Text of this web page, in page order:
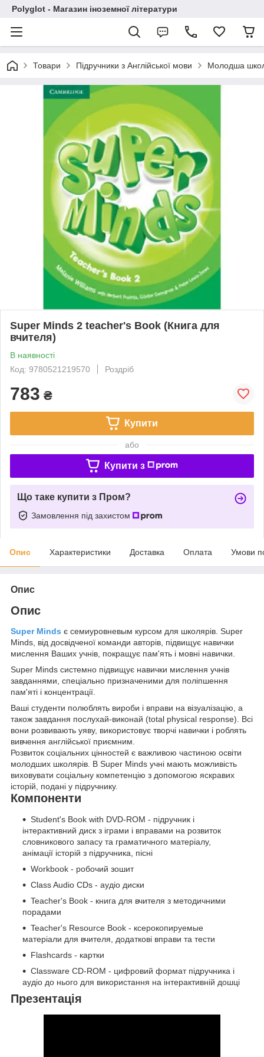
Polyglot - Магазин іноземної літератури
Товари Підручники з Англійської мови Молодша
Super Minds 2 teacher's Book (Книга для
вчителя)
В наявності
Код: 9780521219570
Роздріб
783 ₴
Купити
або
Купити з
Що таке купити з Пром?
Замовлення під захистом
Опис Характеристики Доставка Оплата Умови
Опис
Опис
Super Minds є семиуровневым курсом для школярів. Super
Minds, від досвідченої команди авторів, підвищує навички
мислення Ваших учнів, покращує пам'ять і мовні навички.
Super Minds системно підвищує навички мислення учнів
завданнями, спеціально призначеними для поліпшення
пам'яті і концентрації.
Ваші студенти полюблять вироби і вправи на візуалізацію, а
також завдання послухай-виконай (total physical response). Всі
вони розвивають уяву, використовує творчі навички і роблять
вивчення англійської приємним.
Розвиток соціальних цінностей є важливою частиною освіти
молодших школярів. В Super Minds учні мають можливість
виховувати соціальну компетенцію з допомогою яскравих
історій, подані у підручнику.
Компоненти
Student's Book with DVD-ROM - підручник і
інтерактивний диск з іграми і вправами на розвиток
словникового запасу та граматичного матеріалу,
анімації історій з підручника, пісні
Workbook - робочий зошит
Class Audio CDs - аудіо диски
Teacher's Book - книга для вчителя з методичними
порадами
Teacher's Resource Book - ксерокопируемые
матеріали для вчителя, додаткові вправи та тести
Flashcards - картки
Classware CD-ROM - цифровий формат підручника і
аудіо до нього для використання на інтерактивній дошці
Презентація